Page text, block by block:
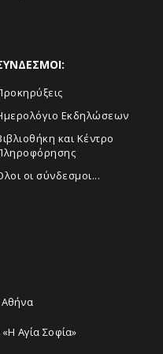
Εκδηλώσεων
και Κέντρο
οι σύνδεσμοι...
Αθήνα
Αγία Σοφία»